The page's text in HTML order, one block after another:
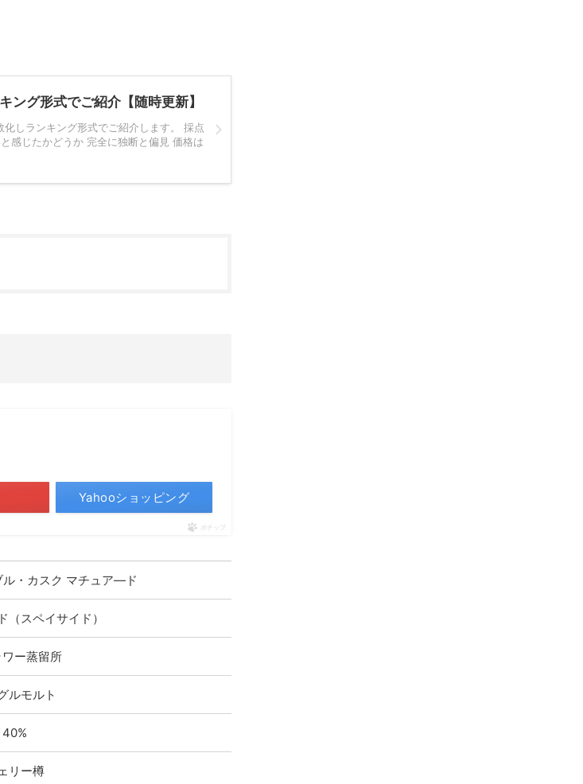
ング形式でご紹介【随時更新】
しランキング形式でご紹介します。 採点
感じたかどうか 完全に独断と偏見 価格は
Yahooショッピング
ポチップ
ル・カスク マチュア―ド
（スペイサイド）
ー蒸留所
ルモルト
40%
リー樽